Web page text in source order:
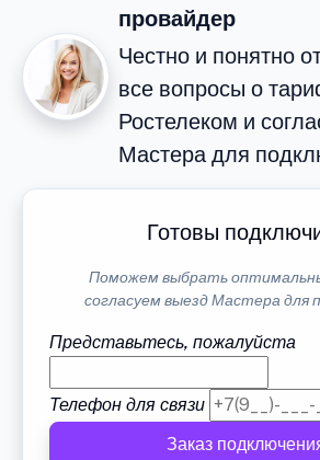
провайдер
Честно и понятно
все вопросы о
Ростелеком и
Мастера для
Готовы
Поможем выбрать
согласуем выезд Мастера для
Представьтесь, пожалуйста
Телефон для связи
Заказ